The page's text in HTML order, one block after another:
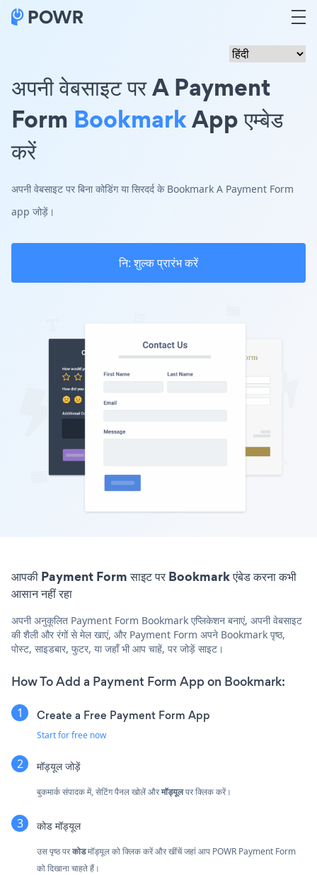
अपनी वेबसाइट पर A Payment
Form BookmarkApp एम्बेड
करें
अपनी वेबसाइट पर बिना कोडिंग या सिरदर्द के Bookmark A Payment Form
app जोड़ें।
नि: शुल्क प्रारंभ करें
आपकी Payment Form साइट पर Bookmark एंबेड करना कभी
आसान नहीं रहा
अपनी अनुकूलित Payment Form Bookmark एप्लिकेशन बनाएं, अपनी वेबसाइट
की शैली और रंगों से मेल खाएं, और Payment Form अपने Bookmark पृष्ठ,
पोस्ट, साइडबार, फुटर, या जहाँ भी आप चाहें, पर जोड़ें साइट।
How To Add a Payment Form App on Bookmark:
Create a Free Payment Form App
Start for free now
मॉड्यूल जोड़ें
बुकमार्क संपादक में, सेटिंग पैनल खोलें औरमॉड्यूलपर क्लिक करें।
कोड मॉड्यूल
उस पृष्ठ परकोडमॉड्यूल को क्लिक करें और खींचें जहां आप POWR Payment Form
को दिखाना चाहते हैं।